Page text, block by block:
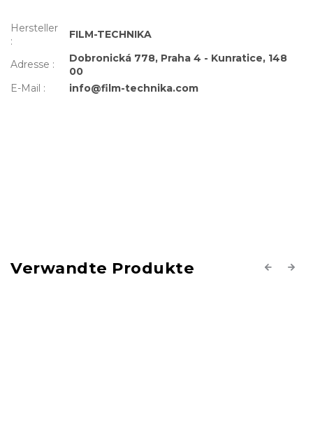
Hersteller
:
FILM-TECHNIKA
Adresse :
Dobronická 778, Praha 4 - Kunratice, 148
00
E-Mail : info@film-technika.com
Verwandte Produkte Previous
Next